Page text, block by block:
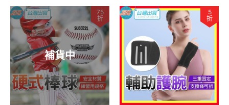
補貨中
75
折
5
折